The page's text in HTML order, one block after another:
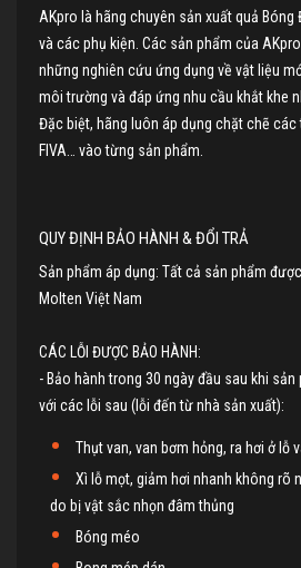
AKpro là hãng chuyên sản xuất quả Bóng
và các phụ kiện. Các sản phẩm của
những nghiên cứu ứng dụng về vật liệu
môi trường và đáp ứng nhu cầu khắt khe
Đặc biệt, hãng luôn áp dụng chặt chẽ các
FIVA… vào từng sản phẩm.
QUY ĐỊNH BẢO HÀNH & ĐỔI TRẢ
Sản phẩm áp dụng: Tất cả sản phẩm
Molten Việt Nam
CÁC LỖI ĐƯỢC BẢO HÀNH:
- Bảo hành trong 30 ngày đầu sau khi
với các lỗi sau (lỗi đến từ nhà sản xuất):
Thụt van, van bơm hỏng, ra hơi ở lỗ
Xì lỗ mọt, giảm hơi nhanh không rõ
do bị vật sắc nhọn đâm thủng
Bóng méo